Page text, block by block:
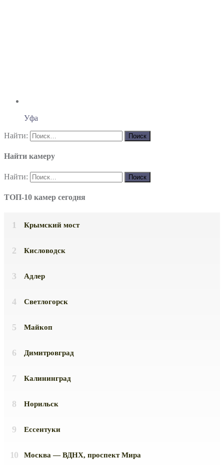
Уфа
Найти:
Найти камеру
Найти:
ТОП-10 камер сегодня
Крымский мост
Кисловодск
Адлер
Светлогорск
Майкоп
Димитровград
Калининград
Норильск
Ессентуки
Москва — ВДНХ, проспект Мира